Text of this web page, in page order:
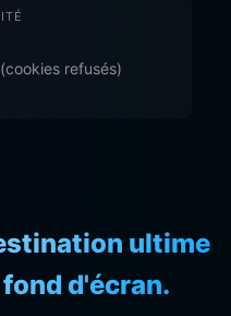
refusés)
ultime
d'écran.